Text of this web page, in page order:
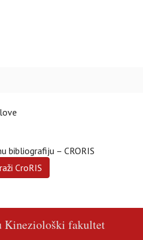
bibliografiju – CRORIS
Kineziološki fakultet